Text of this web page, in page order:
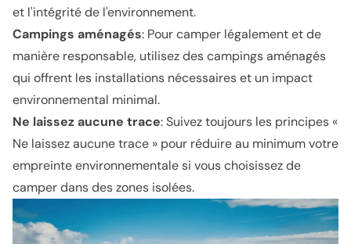
et l'intégrité de l'environnement.
Campings aménagés: Pour camper légalement et de
manière responsable, utilisez des campings aménagés
qui offrent les installations nécessaires et un impact
environnemental minimal.
Ne laissez aucune trace: Suivez toujours les principes «
Ne laissez aucune trace » pour réduire au minimum votre
empreinte environnementale si vous choisissez de
camper dans des zones isolées.